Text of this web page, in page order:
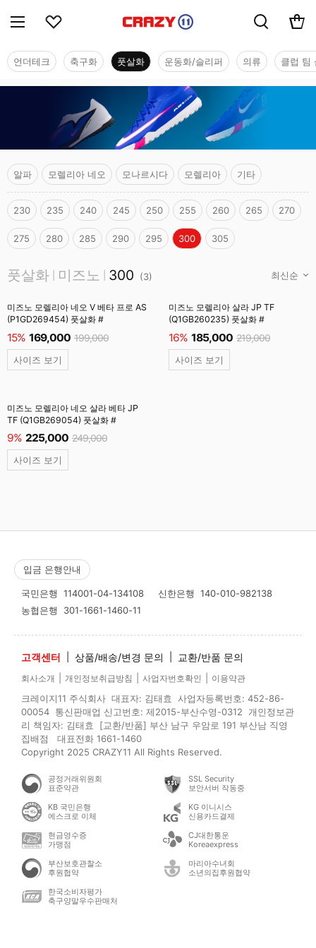
언더테크 축구화 풋살화 운동화/슬리퍼 의류 클럽 팀
알파 모렐리아 네오 모나르시다 모렐리아 기타
230 235 240 245 250 255 260 265 270
275 280 285 290 295 300 305
풋살화 미즈노 300 (3)
미즈노 모렐리아 네오 V 베타 프로 AS
(P1GD269454) 풋살화 #
15% 169,000 199,000
사이즈 보기
미즈노 모렐리아 살라 JP TF
(Q1GB260235) 풋살화 #
16% 185,000 219,000
사이즈 보기
미즈노 모렐리아 네오 살라 베타 JP
TF (Q1GB269054) 풋살화 #
9% 225,000 249,000
사이즈 보기
입금 은행안내
국민은행 114001-04-134108 신한은행 140-010-982138
농협은행 301-1661-1460-11
고객센터 상품/배송/변경 문의 교환/반품 문의
회사소개 개인정보취급방침 사업자번호확인 이용약관
크레이지11 주식회사 대표자: 김태효 사업자등록번호: 452-86-
00054 통신판매업 신고번호: 제2015-부산수영-0312 개인정보관
리 책임자: 김태효 [교환/반품] 부산 남구 우암로 191 부산남 직영
집배점 대표전화 1661-1460
Copyright 2025 CRAZY11 All Rights Reserved.
공정거래위원회
표준약관
SSL Security
보안서버 작동중
KB 국민은행
에스크로 이체
KG 이니시스
신용카드결제
현금영수증
가맹점
CJ대한통운
Koreaexpress
부산보호관찰소
후원협약
마리아수녀회
소년의집후원협약
한국소비자평가
축구양말우수판매처